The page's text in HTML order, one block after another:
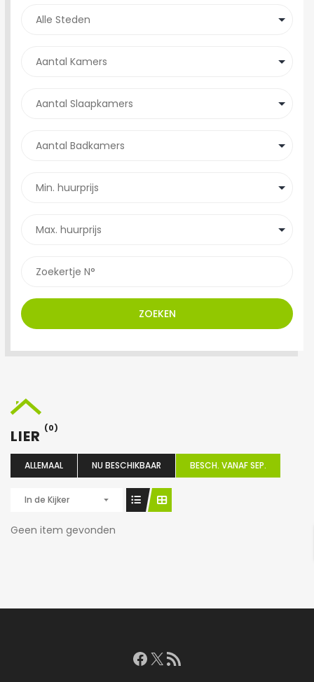
ZOEKEN
LIER (0)
ALLEMAAL NU BESCHIKBAAR BESCH. VANAF SEP.
In de Kijker
Geen item gevonden
Facebook
X RSS feed